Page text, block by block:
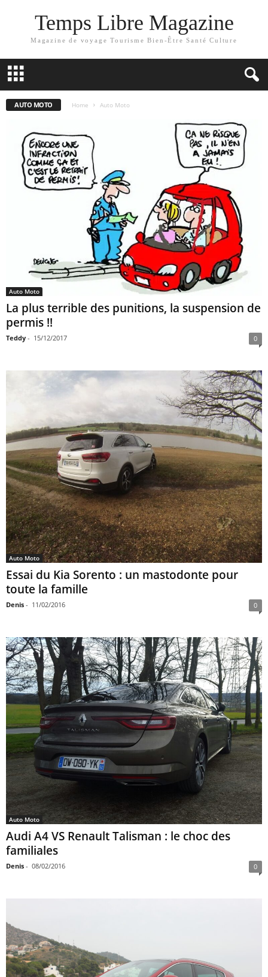
Temps Libre Magazine
Magazine de voyage Tourisme Bien-Être Santé Culture
AUTO MOTO Home Auto Moto
Auto Moto
La plus terrible des punitions, la suspension de
permis !!
Teddy - 15/12/2017 0
Auto Moto
Essai du Kia Sorento : un mastodonte pour
toute la famille
Denis - 11/02/2016 0
Auto Moto
Audi A4 VS Renault Talisman : le choc des
familiales
Denis - 08/02/2016 0